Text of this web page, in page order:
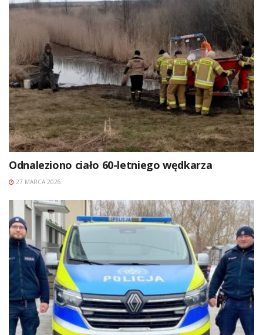
Odnaleziono ciało 60-letniego wędkarza
27 MARCA 2026